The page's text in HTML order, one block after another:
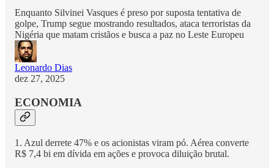
Enquanto Silvinei Vasques é preso por suposta tentativa de
golpe, Trump segue mostrando resultados, ataca terroristas da
Nigéria que matam cristãos e busca a paz no Leste Europeu
Leonardo Dias
dez 27, 2025
ECONOMIA
1. Azul derrete 47% e os acionistas viram pó. Aérea converte
R$ 7,4 bi em dívida em ações e provoca diluição brutal.